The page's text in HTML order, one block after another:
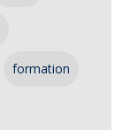
formation